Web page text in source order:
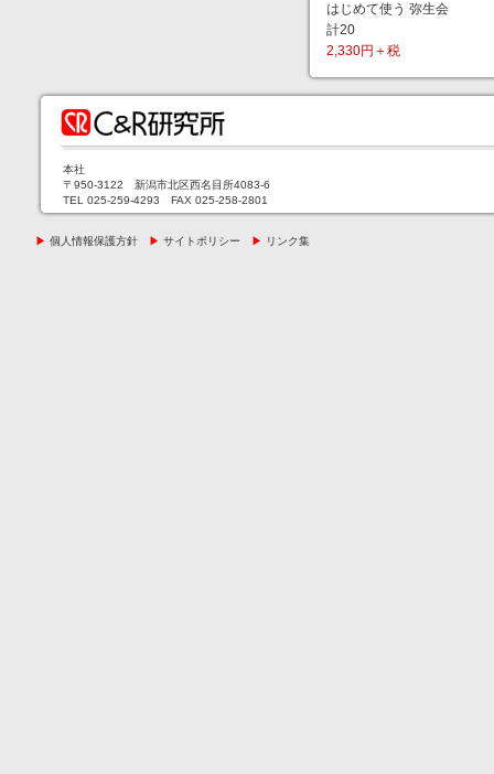
はじめて使う 弥生会
計20
2,330円＋税
本社
〒950-3122 新潟市北区西名目所4083-6
TEL 025-259-4293 FAX 025-258-2801
▶ 個人情報保護方針 ▶ サイトポリシー ▶ リンク集